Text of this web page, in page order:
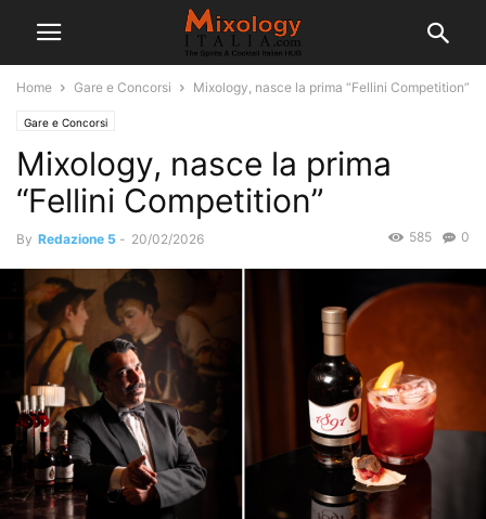
Home Gare e Concorsi Mixology, nasce la prima “Fellini Competition”
Gare e Concorsi
Mixology, nasce la prima
“Fellini Competition”
By Redazione 5 - 20/02/2026 0
585